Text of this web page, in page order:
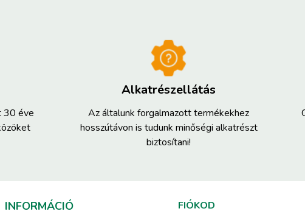
30 éve
Alkatrészellátás
Az általunk forgalmazott termékekhez
hosszútávon is tudunk minőségi alkatrészt
biztosítani!
INFORMÁCIÓ FIÓKOD